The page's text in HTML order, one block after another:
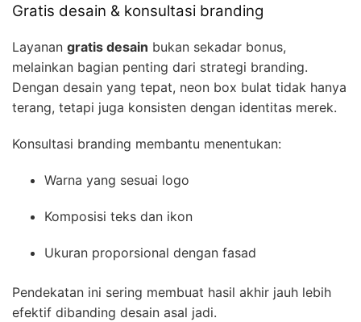
Gratis desain & konsultasi branding
Layanan gratis desain bukan sekadar bonus,
melainkan bagian penting dari strategi branding.
Dengan desain yang tepat, neon box bulat tidak hanya
terang, tetapi juga konsisten dengan identitas merek.
Konsultasi branding membantu menentukan:
Warna yang sesuai logo
Komposisi teks dan ikon
Ukuran proporsional dengan fasad
Pendekatan ini sering membuat hasil akhir jauh lebih
efektif dibanding desain asal jadi.